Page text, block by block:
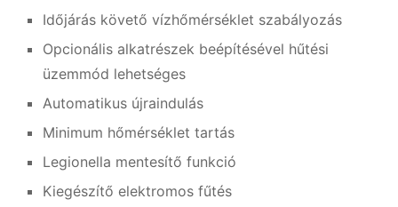
Időjárás követő vízhőmérséklet szabályozás
Opcionális alkatrészek beépítésével hűtési
üzemmód lehetséges
Automatikus újraindulás
Minimum hőmérséklet tartás
Legionella mentesítő funkció
Kiegészítő elektromos fűtés